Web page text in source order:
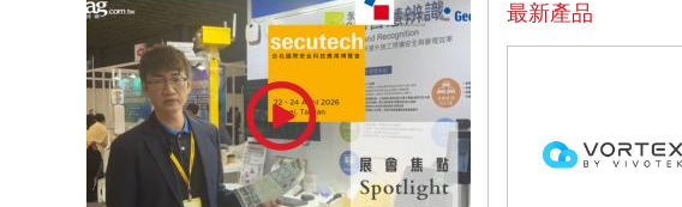
最新產品